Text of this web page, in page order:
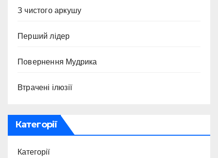
З чистого аркушу
Перший лідер
Повернення Мудрика
Втрачені ілюзії
Категорії
Категорії